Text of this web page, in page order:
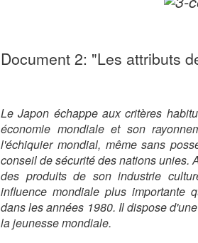
Document 2: "Les attributs
Le Japon échappe aux critères
économie mondiale et son
l'échiquier mondial, même sans
conseil de sécurité des nations unies.
des produits de son industrie
influence mondiale plus importante
dans les années 1980. Il dispose
la jeunesse mondiale.